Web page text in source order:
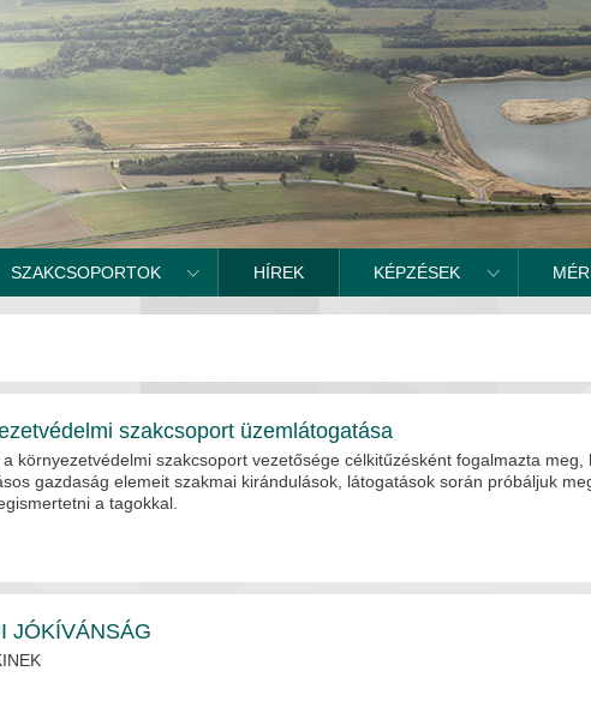
SZAKCSOPORTOK HÍREK KÉPZÉSEK
szakcsoport üzemlátogatása
környezetvédelmi szakcsoport vezetősége célkitűzésként fogalmazta meg,
gazdaság elemeit szakmai kirándulások, látogatások során próbáljuk
a tagokkal.
JÓKÍVÁNSÁG